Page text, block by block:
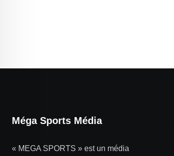
Méga Sports Média
« MEGA SPORTS » est un média